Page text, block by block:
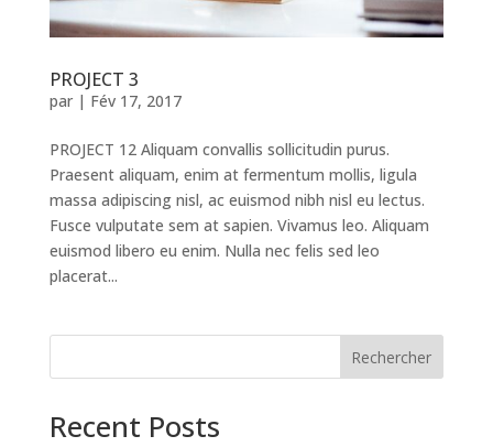
PROJECT 3
par | Fév 17, 2017
PROJECT 12 Aliquam convallis sollicitudin purus.
Praesent aliquam, enim at fermentum mollis, ligula
massa adipiscing nisl, ac euismod nibh nisl eu lectus.
Fusce vulputate sem at sapien. Vivamus leo. Aliquam
euismod libero eu enim. Nulla nec felis sed leo
placerat...
Rechercher
Recent Posts